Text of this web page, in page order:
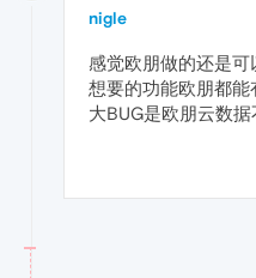
nigle
感觉欧朋做的还是可
想要的功能欧朋都能
大BUG是欧朋云数